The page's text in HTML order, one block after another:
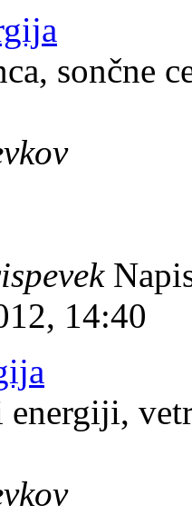
sončne
14:40
energiji,